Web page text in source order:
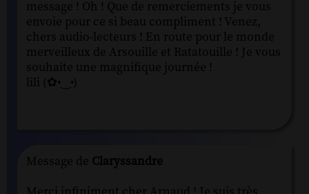
message ! Oh ! Que de remerciements je vous
envoie pour ce si beau compliment ! Venez,
chers audio-lecteurs ! En route pour le monde
merveilleux de Arsouille et Ratatouille ! Je vous
souhaite une magnifique journée !
lili (✿•‿•)
Message de Claryssandre